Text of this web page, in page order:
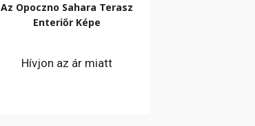
Az Opoczno Sahara Terasz
Enteriőr Képe
Hívjon az ár miatt